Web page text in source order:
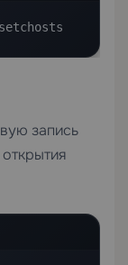
запись